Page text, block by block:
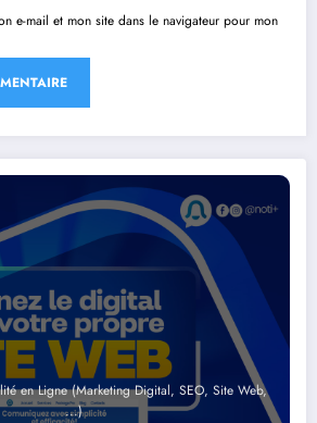
e-mail et mon site dans le navigateur pour mon
en Ligne (Marketing Digital, SEO, Site Web,
...)